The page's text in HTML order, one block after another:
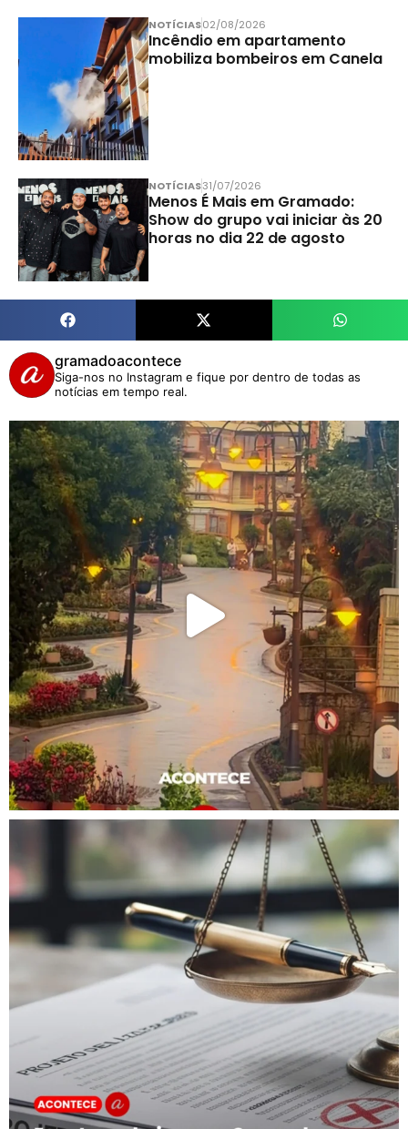
NOTÍCIAS02/08/2026
Incêndio em apartamento
mobiliza bombeiros em Canela
NOTÍCIAS31/07/2026
Menos É Mais em Gramado:
Show do grupo vai iniciar às 20
horas no dia 22 de agosto
gramadoacontece
Siga-nos no Instagram e fique por dentro de todas as
notícias em tempo real.